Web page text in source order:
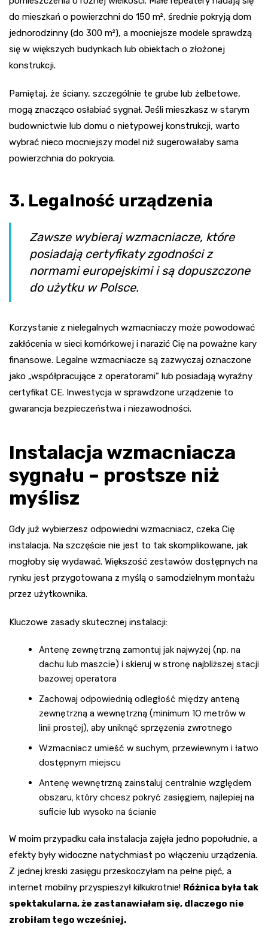
do mieszkań o powierzchni do 150 m², średnie pokryją dom
jednorodzinny (do 300 m²), a mocniejsze modele sprawdzą
się w większych budynkach lub obiektach o złożonej
konstrukcji.
Pamiętaj, że ściany, szczególnie te grube lub żelbetowe,
mogą znacząco osłabiać sygnał. Jeśli mieszkasz w starym
budownictwie lub domu o nietypowej konstrukcji, warto
wybrać nieco mocniejszy model niż sugerowałaby sama
powierzchnia do pokrycia.
3. Legalność urządzenia
Zawsze wybieraj wzmacniacze, które
posiadają certyfikaty zgodności z
normami europejskimi i są dopuszczone
do użytku w Polsce.
Korzystanie z nielegalnych wzmacniaczy może powodować
zakłócenia w sieci komórkowej i narazić Cię na poważne kary
finansowe. Legalne wzmacniacze są zazwyczaj oznaczone
jako „współpracujące z operatorami” lub posiadają wyraźny
certyfikat CE. Inwestycja w sprawdzone urządzenie to
gwarancja bezpieczeństwa i niezawodności.
Instalacja wzmacniacza
sygnału – prostsze niż
myślisz
Gdy już wybierzesz odpowiedni wzmacniacz, czeka Cię
instalacja. Na szczęście nie jest to tak skomplikowane, jak
mogłoby się wydawać. Większość zestawów dostępnych na
rynku jest przygotowana z myślą o samodzielnym montażu
przez użytkownika.
Kluczowe zasady skutecznej instalacji:
Antenę zewnętrzną zamontuj jak najwyżej (np. na
dachu lub maszcie) i skieruj w stronę najbliższej stacji
bazowej operatora
Zachowaj odpowiednią odległość między anteną
zewnętrzną a wewnętrzną (minimum 10 metrów w
linii prostej), aby uniknąć sprzężenia zwrotnego
Wzmacniacz umieść w suchym, przewiewnym i łatwo
dostępnym miejscu
Antenę wewnętrzną zainstaluj centralnie względem
obszaru, który chcesz pokryć zasięgiem, najlepiej na
suficie lub wysoko na ścianie
W moim przypadku cała instalacja zajęła jedno popołudnie, a
efekty były widoczne natychmiast po włączeniu urządzenia.
Z jednej kreski zasięgu przeskoczyłam na pełne pięć, a
internet mobilny przyspieszył kilkukrotnie! Różnica była tak
spektakularna, że zastanawiałam się, dlaczego nie
zrobiłam tego wcześniej.